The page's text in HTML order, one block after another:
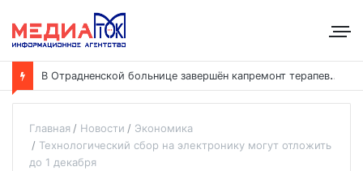
В
Отрадненской больнице завершён капремонт терапевтического корпуса
Главная Новости
Экономика
Технологический сбор на электронику могут отложить
до 1 декабря